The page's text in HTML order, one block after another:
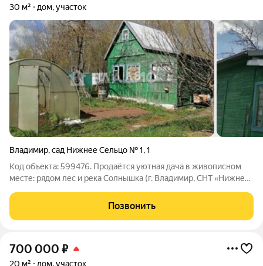
30 м² дом, участок
Владимир,сад Нижнее Сельцо № 1,1
Код объекта: 599476. Продаётся уютная дача в живописном
месте: рядом лес и река Солнышка (г. Владимир, СНТ «Нижнее
одноэтажный, с мансардой; - на первом этаже: кухня и комната;
- на втором этаже:
Позвонить
700 000 ₽
20 м² дом, участок